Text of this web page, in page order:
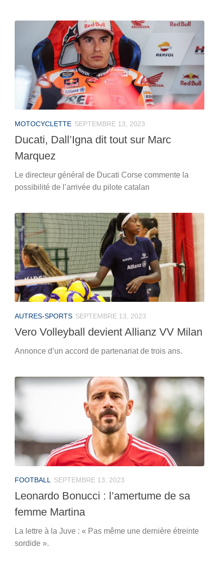
MOTOCYCLETTE SEPTEMBRE 13, 2023
Ducati, Dall’Igna dit tout sur Marc
Marquez
Le directeur général de Ducati Corse commente la
possibilité de l’arrivée du pilote catalan
AUTRES-SPORTS SEPTEMBRE 13, 2023
Vero Volleyball devient Allianz VV Milan
Annonce d’un accord de partenariat de trois ans.
FOOTBALL SEPTEMBRE 13, 2023
Leonardo Bonucci : l’amertume de sa
femme Martina
La lettre à la Juve : « Pas même une dernière étreinte
sordide ».